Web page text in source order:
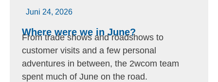
Juni 24, 2026
Where were we in June?
From trade shows and roadshows to
customer visits and a few personal
adventures in between, the 2wcom team
spent much of June on the road.